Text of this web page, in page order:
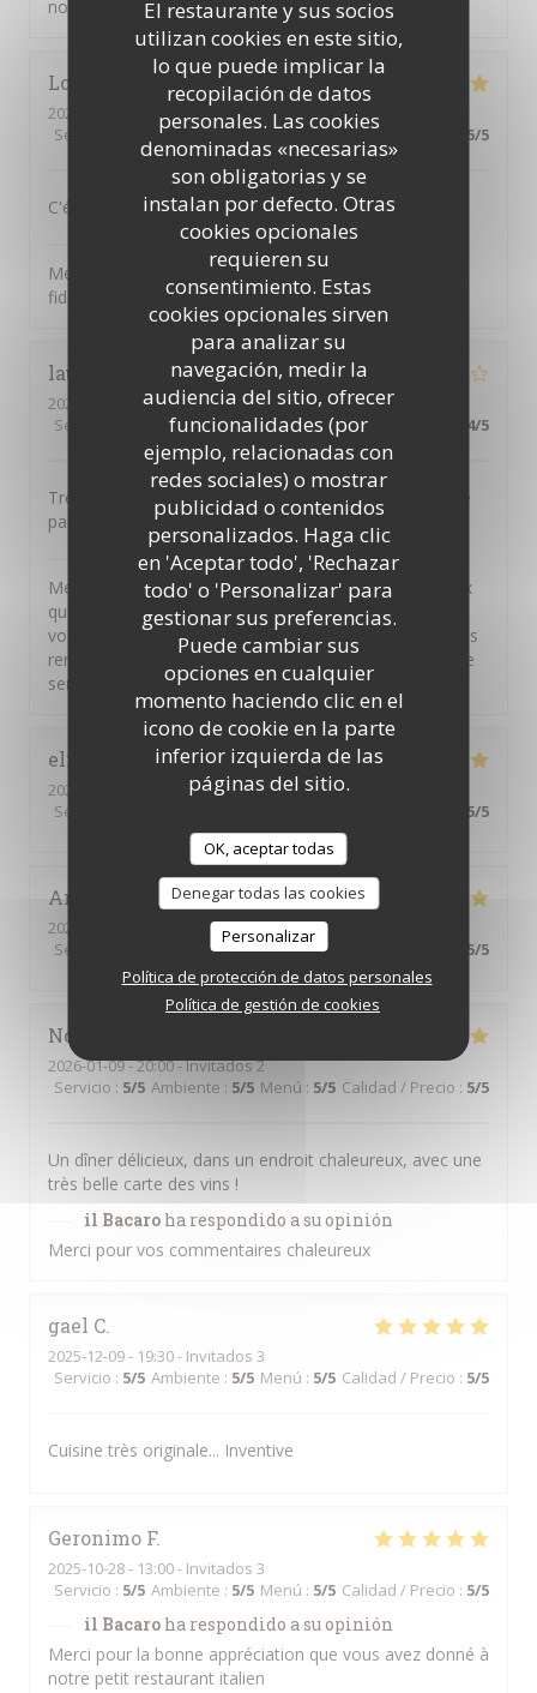
El restaurante y sus socios
utilizan cookies en este sitio,
lo que puede implicar la
recopilación de datos
personales. Las cookies
denominadas «necesarias»
son obligatorias y se
instalan por defecto. Otras
cookies opcionales
requieren su
consentimiento. Estas
cookies opcionales sirven
para analizar su
navegación, medir la
audiencia del sitio, ofrecer
funcionalidades (por
ejemplo, relacionadas con
redes sociales) o mostrar
publicidad o contenidos
personalizados. Haga clic
en 'Aceptar todo', 'Rechazar
todo' o 'Personalizar' para
gestionar sus preferencias.
Puede cambiar sus
opciones en cualquier
momento haciendo clic en el
icono de cookie en la parte
inferior izquierda de las
páginas del sitio.
OK, aceptar todas
Denegar todas las cookies
Personalizar
Política de protección de datos personales
Política de gestión de cookies
notre petit restaurant italien
Lora
2026-03-31
- 12:15 - Invitados 3
Servicio
Ambiente:5/5 Menú: 5/5 Calidad / Precio 5/5
C'était délicieux et un vrai plaisir - comme toujours.
ha respondido a su opinión
Merci pour vos commentaires, Lora, et pour votre
fidélité !
laurence
2026-03-13
- 21:00 - Invitados 2
Servicio
Ambiente:3/5 Menú: 4/5 Calidad / Precio 4/5
Très bons plats . Accueil très moyen , personnel qui ne
parle pas.
il Bacaro ha respondido a su opinión
Merci pour vos commentaires. Nous sommes heureux
que vous ayez apprécié nos plats. Il n'appartient qu'à
vous de solliciter notre personnel pour faire part de vos
remarques ou de vos questions, nous sommes à votre
service
elisabeth
2026-03-10
- 19:45 - Invitados 3
Servicio
5/5
Anna
2026-01-14
- 19:30 - Invitados 2
Servicio
Ambiente:5/5 Menú:5/5 5/5
Nora
2026-01-09- 20:00 - Invitados 2
Servicio : 5/5 Ambiente : 5/5 Menú : 5/5 Calidad / Precio : 5/5
Un dîner délicieux, dans un endroit chaleureux, avec une
très belle carte des vins !
il Bacaro ha respondido a su opinión
Merci pour vos commentaires chaleureux
gael C
2025-12-09- 19:30 - Invitados 3
Servicio : 5/5 Ambiente : 5/5 Menú : 5/5 Calidad / Precio : 5/5
Cuisine très originale... Inventive
Geronimo F
2025-10-28- 13:00 - Invitados 3
Servicio : 5/5 Ambiente : 5/5 Menú : 5/5 Calidad / Precio : 5/5
il Bacaro ha respondido a su opinión
Merci pour la bonne appréciation que vous avez donné à
notre petit restaurant italien